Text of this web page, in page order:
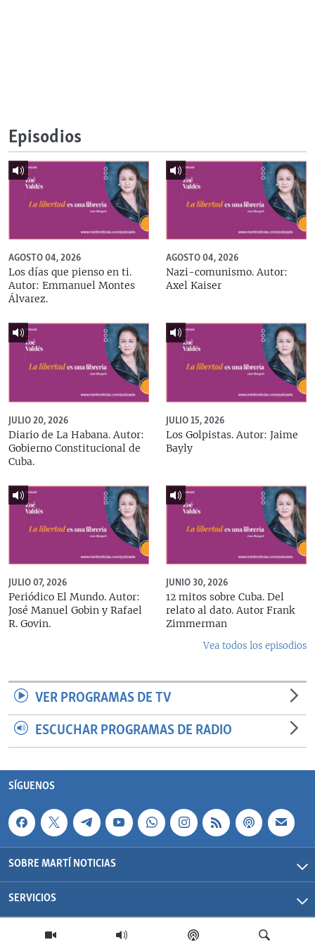
Episodios
AGOSTO 04, 2026
Los días que pienso en ti.
Autor: Emmanuel Montes
Álvarez.
AGOSTO 04, 2026
Nazi-comunismo. Autor:
Axel Kaiser
JULIO 20, 2026
Diario de La Habana. Autor:
Gobierno Constitucional de
Cuba.
JULIO 15, 2026
Los Golpistas. Autor: Jaime
Bayly
JULIO 07, 2026
Periódico El Mundo. Autor:
José Manuel Gobin y Rafael
R. Govin.
JUNIO 30, 2026
12 mitos sobre Cuba. Del
relato al dato. Autor Frank
Zimmerman
Vea todos los episodios
VER PROGRAMAS DE TV
ESCUCHAR PROGRAMAS DE RADIO
SÍGUENOS
SOBRE MARTÍ NOTICIAS
SERVICIOS
Martí Noticias| 2026 | OCB | Todos los derechos reservados.